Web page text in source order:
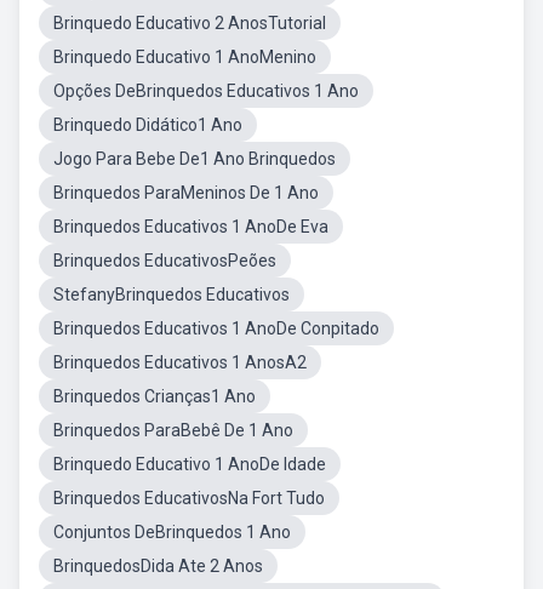
Brinquedo Educativo 2 AnosTutorial
Brinquedo Educativo 1 AnoMenino
Opções DeBrinquedos Educativos 1 Ano
Brinquedo Didático1 Ano
Jogo Para Bebe De1 Ano Brinquedos
Brinquedos ParaMeninos De 1 Ano
Brinquedos Educativos 1 AnoDe Eva
Brinquedos EducativosPeões
StefanyBrinquedos Educativos
Brinquedos Educativos 1 AnoDe Conpitado
Brinquedos Educativos 1 AnosA2
Brinquedos Crianças1 Ano
Brinquedos ParaBebê De 1 Ano
Brinquedo Educativo 1 AnoDe Idade
Brinquedos EducativosNa Fort Tudo
Conjuntos DeBrinquedos 1 Ano
BrinquedosDida Ate 2 Anos